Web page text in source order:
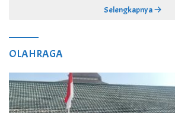
Selengkapnya
OLAHRAGA